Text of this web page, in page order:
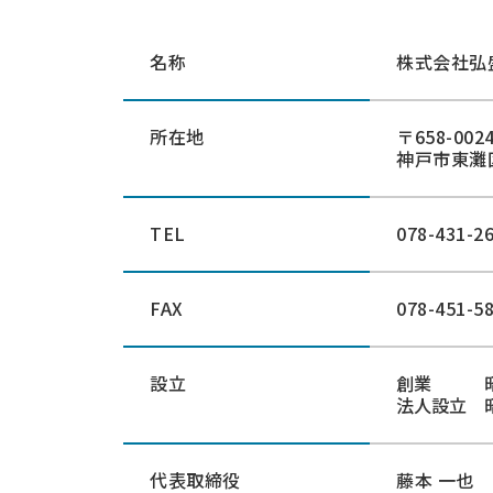
名称 株式会社弘
所在地
〒658-
神戸市東
TEL 078-431-
FAX 078-451-
設立
創業 昭
法人設立
代表取締役 藤本 一也